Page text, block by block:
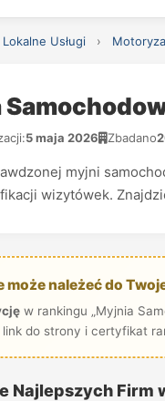
Lokalne Usługi ›
5 maja 2026 Zbadano
myjni
wizytówek.
może należeć do
w rankingu „Myjnia
link do strony i certyfikat
Najlepszych Firm